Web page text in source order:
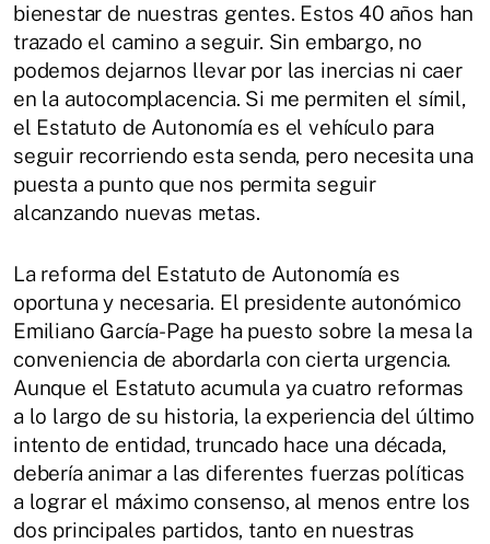
bienestar de nuestras gentes. Estos 40 años han
trazado el camino a seguir. Sin embargo, no
podemos dejarnos llevar por las inercias ni caer
en la autocomplacencia. Si me permiten el símil,
el Estatuto de Autonomía es el vehículo para
seguir recorriendo esta senda, pero necesita una
puesta a punto que nos permita seguir
alcanzando nuevas metas.
La reforma del Estatuto de Autonomía es
oportuna y necesaria. El presidente autonómico
Emiliano García-Page ha puesto sobre la mesa la
conveniencia de abordarla con cierta urgencia.
Aunque el Estatuto acumula ya cuatro reformas
a lo largo de su historia, la experiencia del último
intento de entidad, truncado hace una década,
debería animar a las diferentes fuerzas políticas
a lograr el máximo consenso, al menos entre los
dos principales partidos, tanto en nuestras